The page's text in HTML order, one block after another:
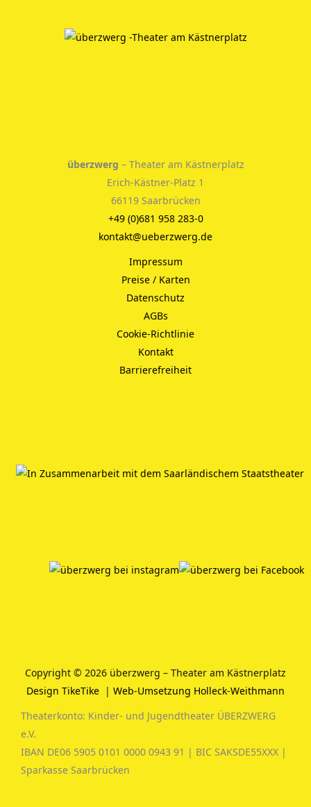
überzwerg – Theater am Kästnerplatz
Erich-Kästner-Platz 1
66119 Saarbrücken
+49 (0)681 958 283-0
kontakt@ueberzwerg.de
Impressum
Preise / Karten
Datenschutz
AGBs
Cookie-Richtlinie
Kontakt
Barrierefreiheit
Copyright © 2026 überzwerg – Theater am Kästnerplatz
Design TikeTike | Web-Umsetzung Holleck-Weithmann
Theaterkonto: Kinder- und Jugendtheater ÜBERZWERG
e.V.
IBAN DE06 5905 0101 0000 0943 91 | BIC SAKSDE55XXX |
Sparkasse Saarbrücken